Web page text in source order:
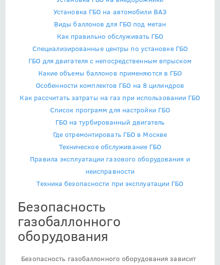
Установка ГБО на автомобили ВАЗ
Виды баллонов для ГБО под метан
Как правильно обслуживать ГБО
Специализированные центры по установке ГБО
ГБО для двигателя с непосредственным впрыском
Какие объемы баллонов применяются в ГБО
Особенности комплектов ГБО на 8 цилиндров
Как рассчитать затраты на газ при использовании ГБО
Список программ для настройки ГБО
ГБО на турбированный двигатель
Где отремонтировать ГБО в Москве
Техническое обслуживание ГБО
Правила эксплуатации газового оборудования и
неисправности
Техника безопасности при эксплуатации ГБО
Безопасность
газобаллонного
оборудования
Безопасность газобаллонного оборудования зависит